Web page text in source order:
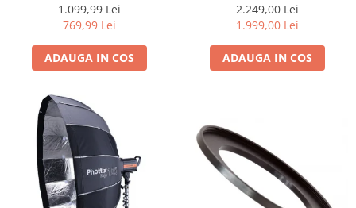
1.099,99 Lei
769,99 Lei
ADAUGA IN COS
intemperii pentru fotografie
de zi cu zi
2.249,00 Lei
1.999,00 Lei
ADAUGA IN COS